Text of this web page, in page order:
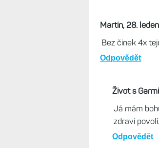
Martin, 28.
Bez činek 4x
Odpovědět
Život s
Já mám
zdraví povolí.
Odpovědět